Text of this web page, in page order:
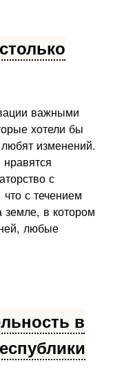
важными
хотели бы
изменений.
с
с течени­ем
земле, в котором
любые
в